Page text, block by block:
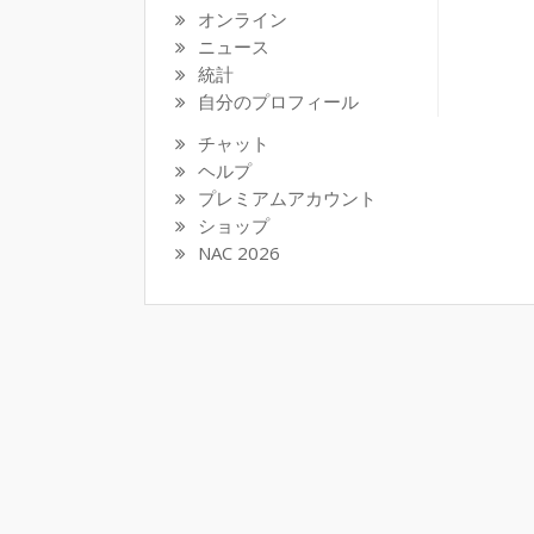
オンライン
ニュース
統計
自分のプロフィール
チャット
ヘルプ
プレミアムアカウント
ショップ
NAC 2026